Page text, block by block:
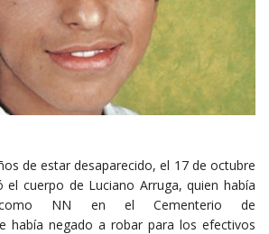
de estar desaparecido, el 17 de octubre
el cuerpo de Luciano Arruga, quien había
NN en el Cementerio de
había negado a robar para los efectivos